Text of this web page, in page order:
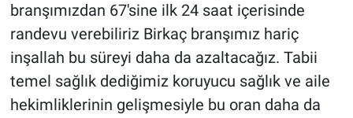
branşımızdan 67'sine ilk 24 saat içerisinde
randevu verebiliriz Birkaç branşımız hariç
inşallah bu süreyi daha da azaltacağız. Tabii
temel sağlık dediğimiz koruyucu sağlık ve aile
hekimliklerinin gelişmesiyle bu oran daha da
Bilim ve Teknoloji